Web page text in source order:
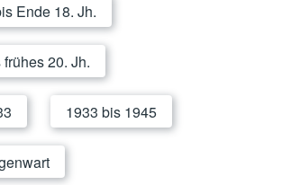
Ende 18. Jh.
20. Jh.
1933 bis 1945